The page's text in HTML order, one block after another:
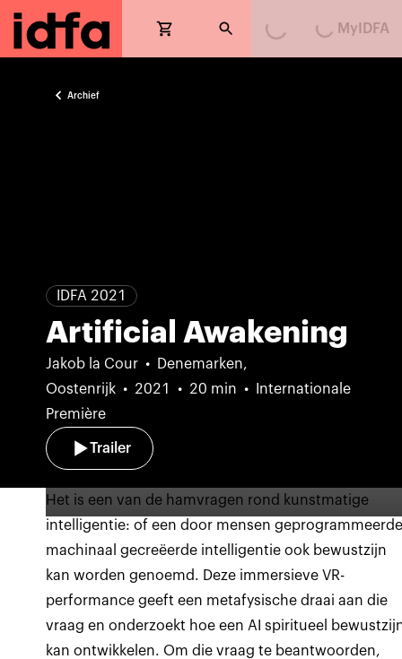
Loading...Loading...MyIDFA
Archief
IDFA 2021
Artificial Awakening
Jakob la Cour
Denemarken,
Oostenrijk
2021 20 min
Internationale
Première
Trailer
Het is een van de hamvragen rond kunstmatige
intelligentie: of een door mensen
machinaal gecreëerde intelligentie ook bewustzijn
kan worden genoemd. Deze immersieve VR-
performance geeft een metafysische draai aan die
vraag en onderzoekt hoe een AI spiritueel
kan ontwikkelen. Om die vraag te beantwoorden,